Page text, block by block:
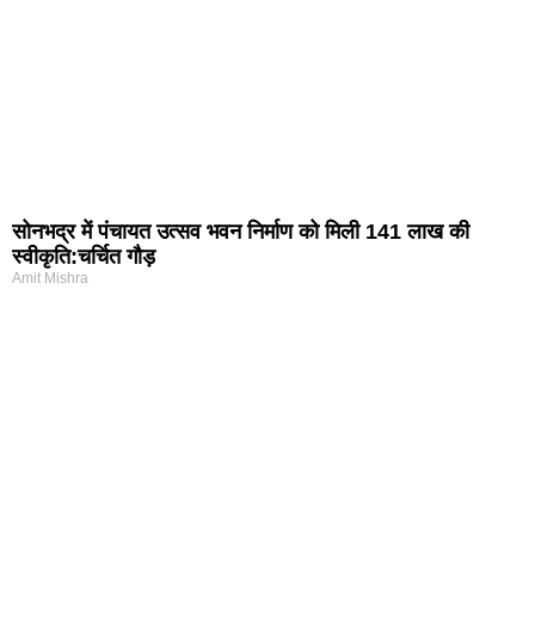
सोनभद्र में पंचायत उत्सव भवन निर्माण को मिली 141 लाख की
स्वीकृति:चर्चित गौड़
Amit Mishra